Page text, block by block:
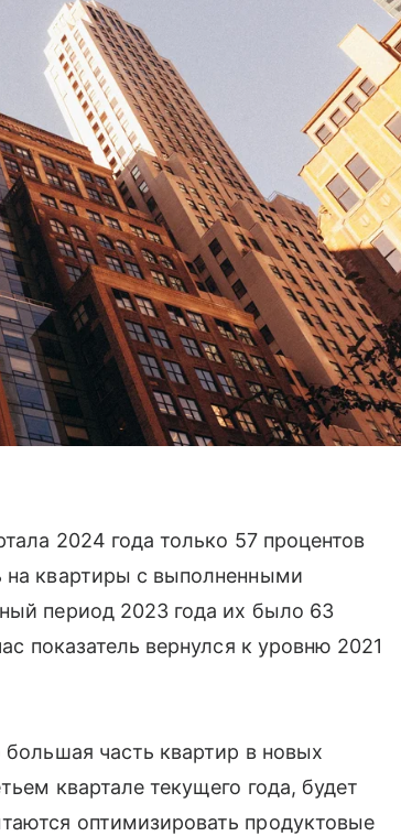
2024 года только 57 процентов
квартиры с выполненными
период 2023 года их было 63
показатель вернулся к уровню 2021
часть квартир в новых
квартале текущего года, будет
оптимизировать продуктовые